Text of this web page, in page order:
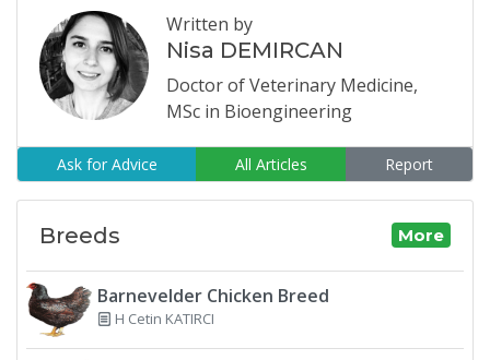
Written by
Nisa DEMIRCAN
Doctor of Veterinary Medicine,
MSc in Bioengineering
Ask for Advice All Articles Report
Breeds More
Barnevelder Chicken Breed
H Cetin KATIRCI